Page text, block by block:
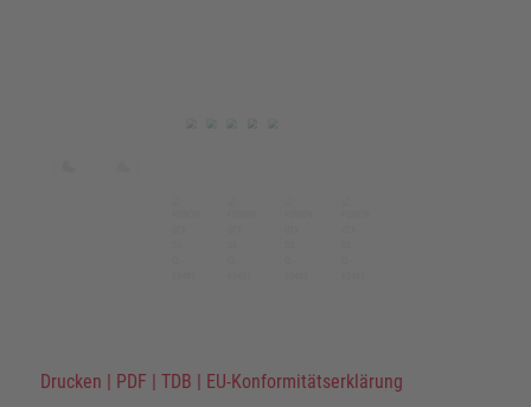
Drucken | PDF | TDB | EU-Konformitätserklärung